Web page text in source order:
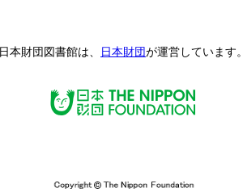
日本財団図書館は、 日本財団が運営しています。